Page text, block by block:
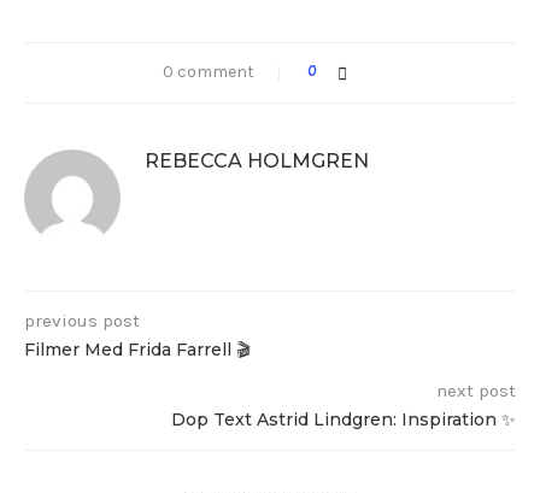
0 comment 0
REBECCA HOLMGREN
previous post
Filmer Med Frida Farrell 🎬
next post
Dop Text Astrid Lindgren: Inspiration ✨